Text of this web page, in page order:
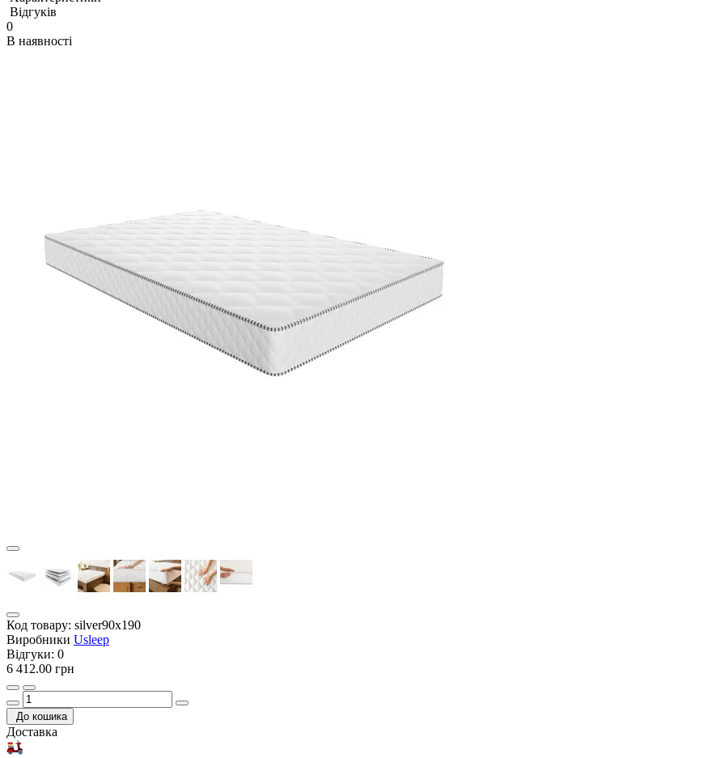
Відгуків
0
В наявності
Код товару: silver90x190
Виробники Usleep
Відгуки: 0
6 412.00 грн
До кошика
Доставка